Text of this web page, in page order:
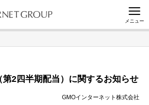
メニュー
2四半期配当）に関するお知らせ
GMOインターネット株式会社